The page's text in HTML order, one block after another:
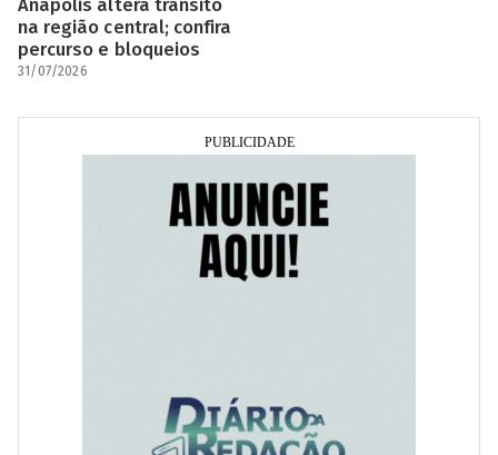
Anápolis altera trânsito
na região central; confira
percurso e bloqueios
31/07/2026